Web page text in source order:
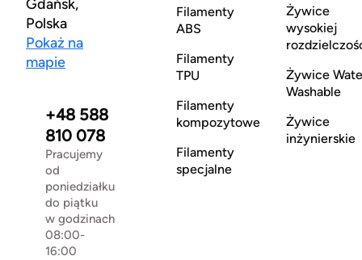
Gdańsk,
Polska
Pokaż na
mapie
+48 588
810 078
Pracujemy
od
poniedziałku
do piątku
w godzinach
08:00-
16:00
Filamenty
ABS
Filamenty
TPU
Filamenty
kompozytowe
Filamenty
specjalne
Żywice
wysokiej
Żywice
Washable
Żywice
inżynierskie